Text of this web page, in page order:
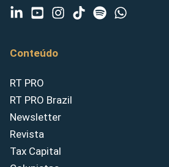
Conteúdo
RT PRO
RT PRO Brazil
Newsletter
Revista
Tax Capital